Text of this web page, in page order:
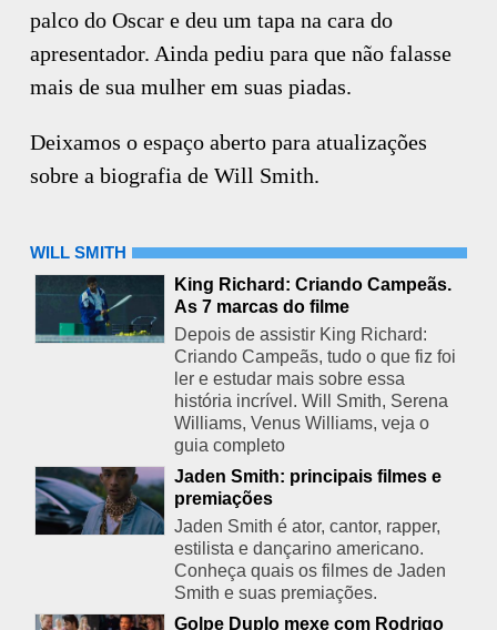
palco do Oscar e deu um tapa na cara do
apresentador. Ainda pediu para que não falasse
mais de sua mulher em suas piadas.
Deixamos o espaço aberto para atualizações
sobre a biografia de Will Smith.
WILL SMITH
King Richard: Criando Campeãs.
As 7 marcas do filme
Depois de assistir King Richard:
Criando Campeãs, tudo o que fiz foi
ler e estudar mais sobre essa
história incrível. Will Smith, Serena
Williams, Venus Williams, veja o
guia completo
Jaden Smith: principais filmes e
premiações
Jaden Smith é ator, cantor, rapper,
estilista e dançarino americano.
Conheça quais os filmes de Jaden
Smith e suas premiações.
Golpe Duplo mexe com Rodrigo